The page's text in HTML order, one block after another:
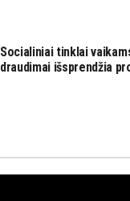
Socialiniai tinklai
draudimai išsprendžia